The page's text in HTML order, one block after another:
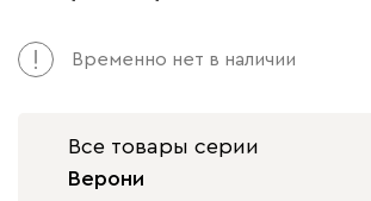
Временно нет в наличии
Все товары серии
Верони